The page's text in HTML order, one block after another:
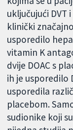
uključujući DVT
klinički
usporedilo
vitamin K
dvije DOAC s
ih je usporedilo
usporedila
placebom.
sudionike koji